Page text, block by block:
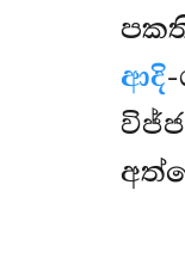
ආදි